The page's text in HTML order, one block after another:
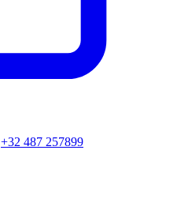
+32 487 257899